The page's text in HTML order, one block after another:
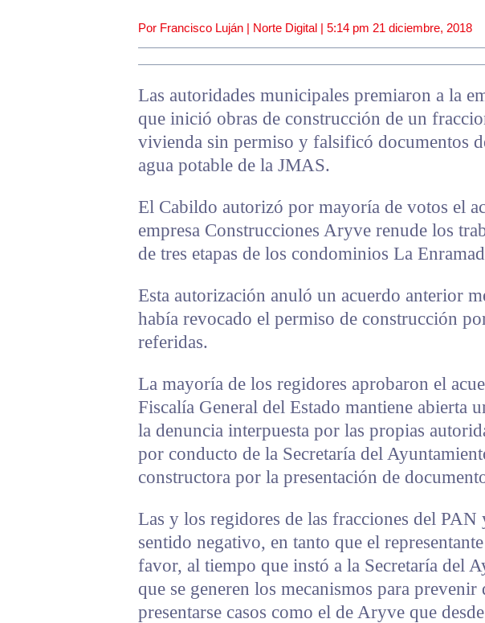
Por Francisco Luján | Norte Digital | 5:14 pm 21 diciembre, 2018
Las autoridades municipales premiaron a la
que inició obras de construcción de un
vivienda sin permiso y falsificó documentos
agua potable de la JMAS.
El Cabildo autorizó por mayoría de votos el
empresa Construcciones Aryve renude los
de tres etapas de los condominios La
Esta autorización anuló un acuerdo anterior
había revocado el permiso de construcción
referidas.
La mayoría de los regidores aprobaron el
Fiscalía General del Estado mantiene abierta
la denuncia interpuesta por las propias
por conducto de la Secretaría del
constructora por la presentación de
Las y los regidores de las fracciones del
sentido negativo, en tanto que el
favor, al tiempo que instó a la Secretaría del
que se generen los mecanismos para
presentarse casos como el de Aryve que